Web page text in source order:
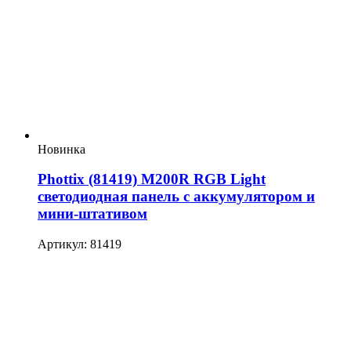
Новинка
Phottix (81419) M200R RGB Light
светодиодная панель с аккумулятором и
мини-штативом
Артикул: 81419